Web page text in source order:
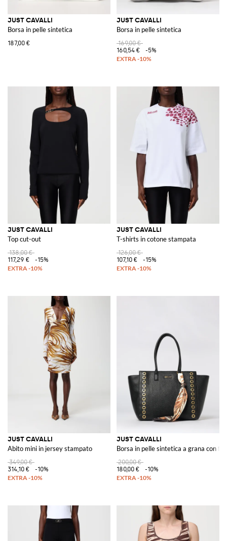
JUST CAVALLI
Borsa in pelle sintetica
187,00 €
JUST CAVALLI
Borsa in pelle sintetica
169,00 €
160,54 €
-5%
JUST CAVALLI
Top cut-out
138,00 €
117,29 €
-15%
JUST CAVALLI
T-shirts in cotone stampata
126,00 €
107,10 €
-15%
JUST CAVALLI
Abito mini in jersey stampato
349,00 €
314,10 €
-10%
JUST CAVALLI
Borsa in pelle sintetica a grana con
200,00 €
180,00 €
-10%